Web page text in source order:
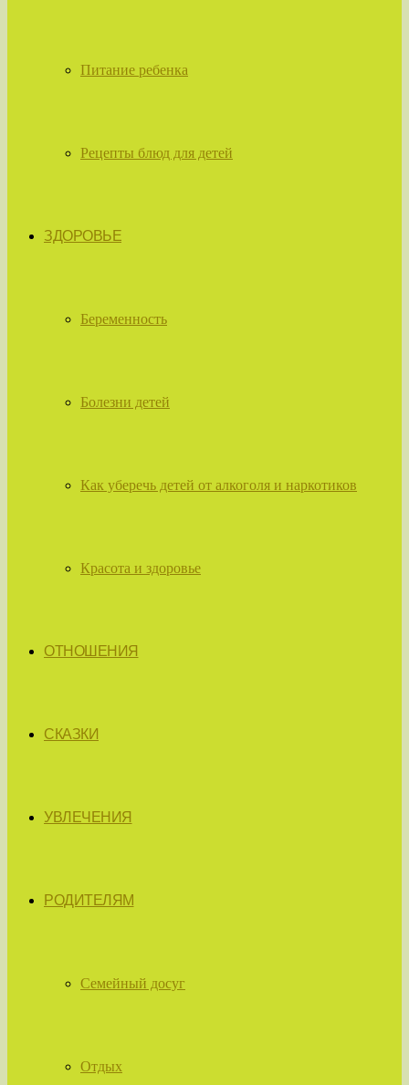
Питание ребенка
Рецепты блюд для детей
ЗДОРОВЬЕ
Беременность
Болезни детей
Как уберечь детей от алкоголя и наркотиков
Красота и здоровье
ОТНОШЕНИЯ
СКАЗКИ
УВЛЕЧЕНИЯ
РОДИТЕЛЯМ
Семейный досуг
Отдых